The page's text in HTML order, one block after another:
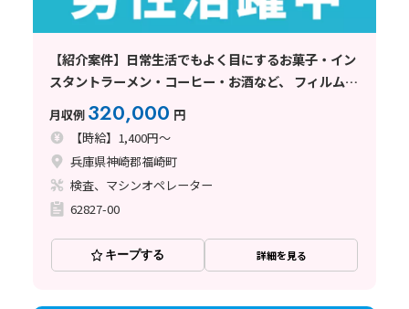
【紹介案件】日常生活でもよく目にするお菓子・イン
スタントラーメン・コーヒー・お酒など、 フィルムや
紙のパッケージを製造している企業
月収例 320,000 円
【時給】1,400円～
兵庫県神崎郡福崎町
検査、マシンオペレーター
62827-00
キープする 詳細を見る